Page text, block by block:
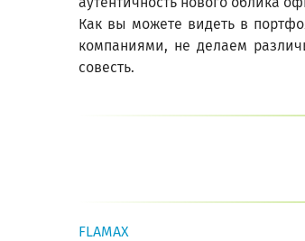
Как вы можете видеть в
компаниями, не делаем
совесть.
FLAMAX